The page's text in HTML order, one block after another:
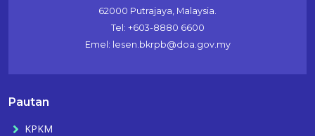
62000 Putrajaya, Malaysia.
Tel: +603-8880 6600
Emel: lesen.bkrpb@doa.gov.my
Pautan
KPKM